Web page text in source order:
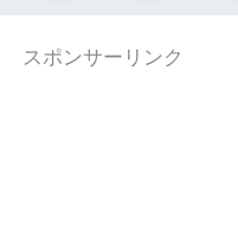
スポンサーリンク